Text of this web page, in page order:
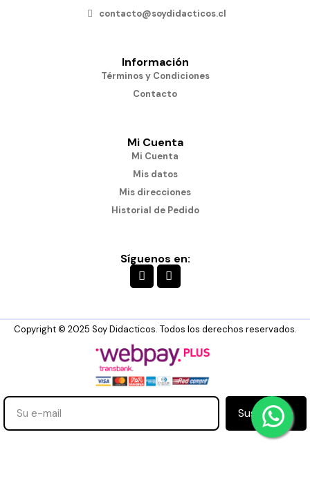
contacto@soydidacticos.cl
Información
Términos y Condiciones
Contacto
Mi Cuenta
Mi Cuenta
Mis datos
Mis direcciones
Historial de Pedido
Síguenos en:
Copyright © 2025 Soy Didacticos. Todos los derechos reservados.
Suscribirse